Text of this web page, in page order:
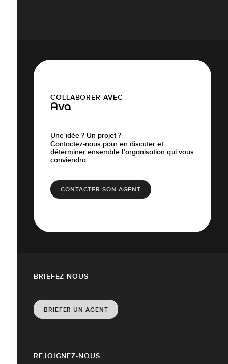
COLLABORER AVEC
Ava
Une idée ? Un projet ?
Contactez-nous pour en discuter et
déterminer ensemble l’organisation qui vous
conviendra.
CONTACTER SON AGENT
REJOIGNEZ-NOUS
BRIEFEZ-NOUS
BRIEFER UN AGENT